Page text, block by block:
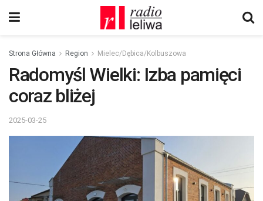
Strona Główna Region Mielec/Dębica/Kolbuszowa
Radomyśl Wielki: Izba pamięci
coraz bliżej
2025-03-25